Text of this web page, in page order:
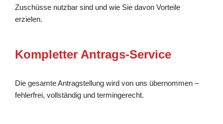
Zuschüsse nutzbar sind und wie Sie davon Vorteile
erzielen.
Kompletter Antrags-Service
Die gesamte Antragstellung wird von uns übernommen –
fehlerfrei, vollständig und termingerecht.